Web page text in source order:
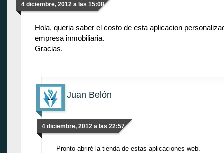
4 diciembre, 2012 a las 15:08
Hola, queria saber el costo de esta aplicacion
empresa inmobiliaria.
Gracias.
Juan Belón
4 diciembre, 2012 a las 22:57
Pronto abriré la tienda de estas aplicaciones web.